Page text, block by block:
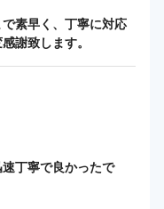
素早く、丁寧に対応
謝致します。
丁寧で良かったで